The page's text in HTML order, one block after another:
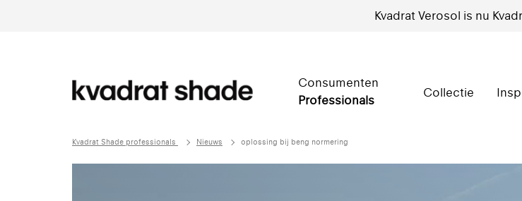
Kvadrat Verosol is nu
Consumenten
Professionals
Collectie
Kvadrat Shade professionals Nieuws oplossing bij beng normering